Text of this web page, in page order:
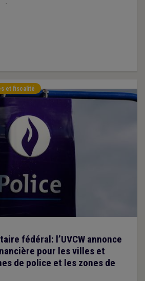
qui tente de combattre la
et fiscalité
fédéral: l’UVCW annonce
pour les villes et
de police et les zones de